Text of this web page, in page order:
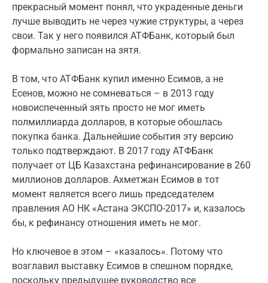
прекрасный момент понял, что украденные деньги
лучше выводить не через чужие структуры, а через
свои. Так у него появился АТФБанк, который был
формально записан на зятя.
В том, что АТФБанк купил именно Есимов, а не
Есенов, можно не сомневаться – в 2013 году
новоиспеченный зять просто не мог иметь
полмиллиарда долларов, в которые обошлась
покупка банка. Дальнейшие события эту версию
только подтверждают. В 2017 году АТФБанк
получает от ЦБ Казахстана рефинансирование в 260
миллионов долларов. Ахметжан Есимов в тот
момент является всего лишь председателем
правления АО НК «Астана ЭКСПО-2017» и, казалось
бы, к рефинансу отношения иметь не мог.
Но ключевое в этом – «казалось». Потому что
возглавил выставку Есимов в спешном порядке,
поскольку предыдущее руководство все